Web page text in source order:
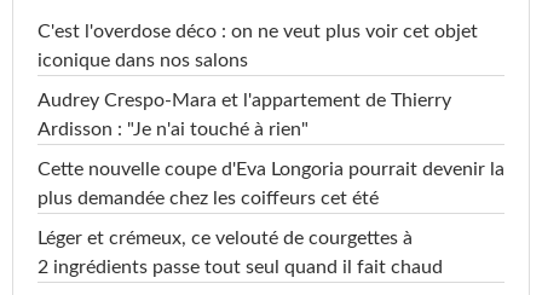
C'est l'overdose déco : on ne veut plus voir cet objet
iconique dans nos salons
Audrey Crespo-Mara et l'appartement de Thierry
Ardisson : "Je n'ai touché à rien"
Cette nouvelle coupe d'Eva Longoria pourrait devenir la
plus demandée chez les coiffeurs cet été
Léger et crémeux, ce velouté de courgettes à
2 ingrédients passe tout seul quand il fait chaud